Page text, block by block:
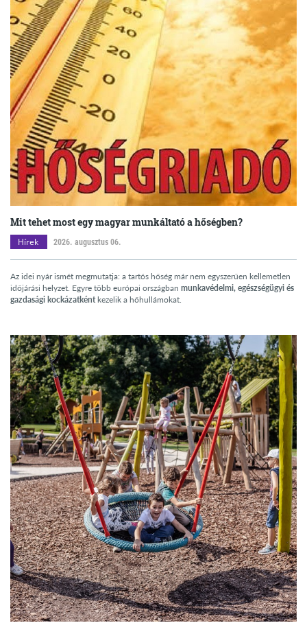
Mit tehet most egy magyar munkáltató a hőségben?
Hírek 2026. augusztus 06.
Az idei nyár ismét megmutatja: a tartós hőség már nem egyszerűen kellemetlen
időjárási helyzet. Egyre több európai országban munkavédelmi, egészségügyi és
gazdasági kockázatkéntkezelik a hőhullámokat.